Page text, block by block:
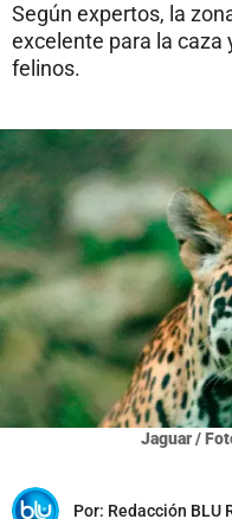
Según expertos, la
excelente para la caza
felinos.
Jaguar /
Por: Redacción BLU